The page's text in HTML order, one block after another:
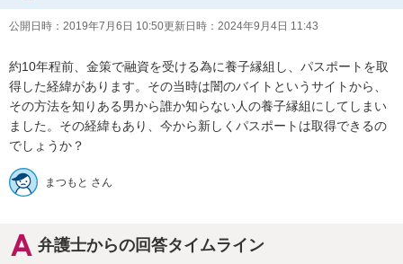
公開日時： 2019年7月6日 10:50更新日時： 2024年9月4日 11:43
約10年程前、金策で融資を受ける為に養子縁組し、パスポートを取
得した経緯があります。その当時は闇のバイトというサイトから、
その方法を知りある男から誰か知らない人の養子縁組にしてしまい
ました。その経緯もあり、今から新しくパスポートは取得できるの
でしょうか？
まつもと さん
弁護士からの回答タイムライン